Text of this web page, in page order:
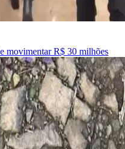
movimentar R$ 30 milhões